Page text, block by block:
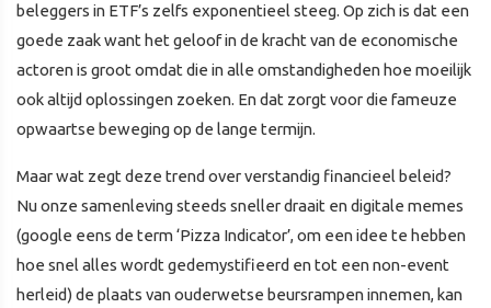
beleggers in ETF’s zelfs exponentieel steeg. Op zich is dat een
goede zaak want het geloof in de kracht van de economische
actoren is groot omdat die in alle omstandigheden hoe moeilijk
ook altijd oplossingen zoeken. En dat zorgt voor die fameuze
opwaartse beweging op de lange termijn.
Maar wat zegt deze trend over verstandig financieel beleid?
Nu onze samenleving steeds sneller draait en digitale memes
(google eens de term ‘Pizza Indicator’, om een idee te hebben
hoe snel alles wordt gedemystifieerd en tot een non-event
herleid) de plaats van ouderwetse beursrampen innemen, kan